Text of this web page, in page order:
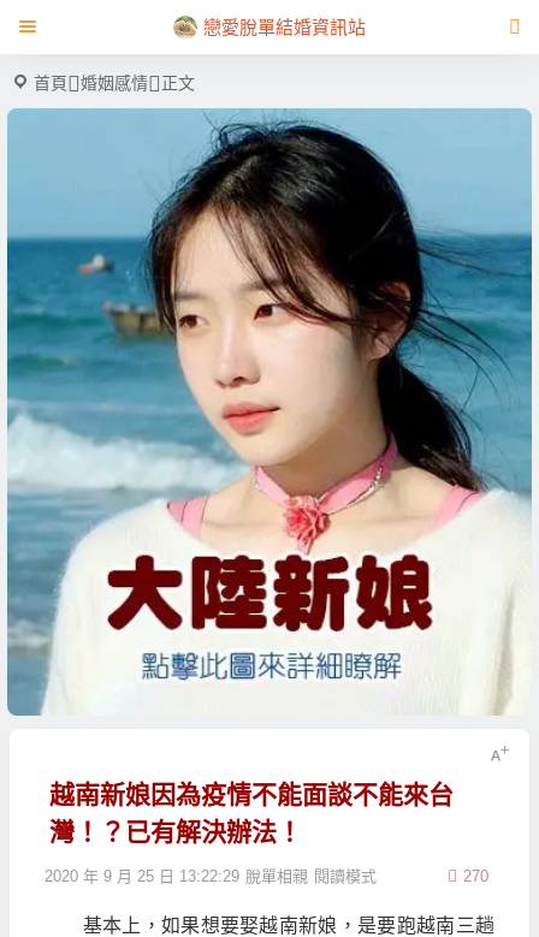
戀愛脫單結婚資訊站
首頁 婚姻感情 正文
越南新娘因為疫情不能面談不能來台
灣！？已有解決辦法！
2020 年 9 月 25 日 13:22:29 脫單相親 270
閱讀模式
基本上，如果想要娶越南新娘，是要跑越南三趟